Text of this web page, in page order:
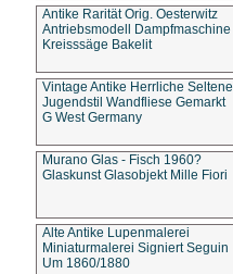
Antike Rarität Orig. Oesterwitz
Antriebsmodell Dampfmaschine
Kreisssäge Bakelit
Vintage Antike Herrliche Seltene
Jugendstil Wandfliese Gemarkt
G West Germany
Murano Glas - Fisch 1960?
Glaskunst Glasobjekt Mille Fiori
Alte Antike Lupenmalerei
Miniaturmalerei Signiert Seguin
Um 1860/1880